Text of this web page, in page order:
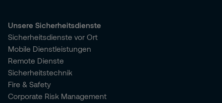
Unsere Sicherheitsdienste
Sicherheitsdienste vor Ort
Mobile Dienstleistungen
Remote Dienste
Sicherheitstechnik
Fire & Safety
Corporate Risk Management